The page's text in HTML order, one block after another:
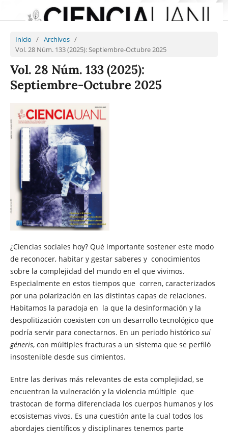
Inicio / Archivos /
Vol. 28 Núm. 133 (2025): Septiembre-Octubre 2025
Vol. 28 Núm. 133 (2025):
Septiembre-Octubre 2025
¿Ciencias sociales hoy? Qué importante sostener este modo
de reconocer, habitar y gestar saberes y conocimientos
sobre la complejidad del mundo en el que vivimos.
Especialmente en estos tiempos que corren, caracterizados
por una polarización en las distintas capas de relaciones.
Habitamos la paradoja en la que la desinformación y la
despolitización coexisten con un desarrollo tecnológico que
podría servir para conectarnos. En un periodo históricosui
géneris, con múltiples fracturas a un sistema que se perfiló
insostenible desde sus cimientos.
Entre las derivas más relevantes de esta complejidad, se
encuentran la vulneración y la violencia múltiple que
trastocan de forma diferenciada los cuerpos humanos y los
ecosistemas vivos. Es una cuestión ante la cual todos los
abordajes científicos y disciplinares tenemos parte